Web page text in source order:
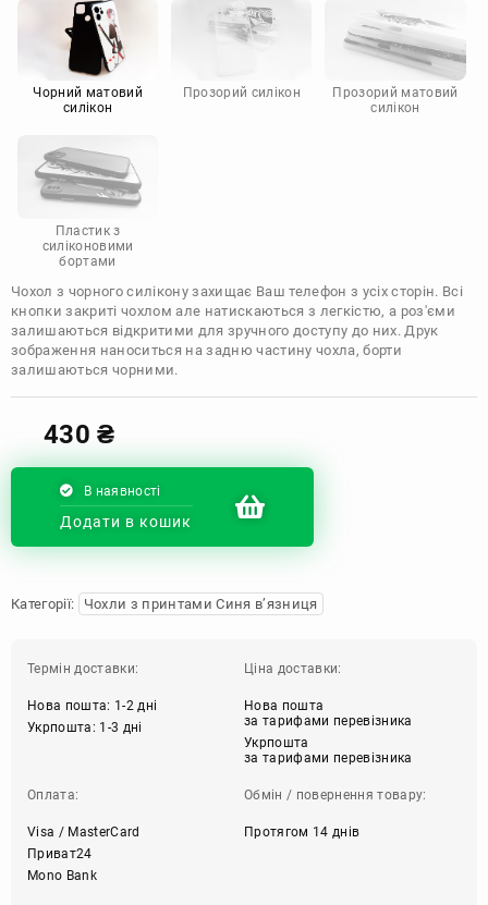
Motorola
Чорний матовий
силікон
Прозорий силікон
Прозорий матовий
силікон
Пластик з
силіконовими
бортами
Чохол з чорного силікону захищає Ваш телефон з усіх сторін. Всі
кнопки закриті чохлом але натискаються з легкістю, а роз'єми
залишаються відкритими для зручного доступу до них. Друк
зображення наноситься на задню частину чохла, борти
залишаються чорними.
430₴
В наявності
Додати в кошик
Категорії: Чохли з принтами Синя в’язниця
Термін доставки:
Нова пошта: 1-2 дні
Укрпошта: 1-3 дні
Ціна доставки:
Нова пошта
за тарифами перевізника
Укрпошта
за тарифами перевізника
Оплата:
Visa / MasterCard
Приват24
Mono Bank
Обмін / повернення товару:
Протягом 14 днів